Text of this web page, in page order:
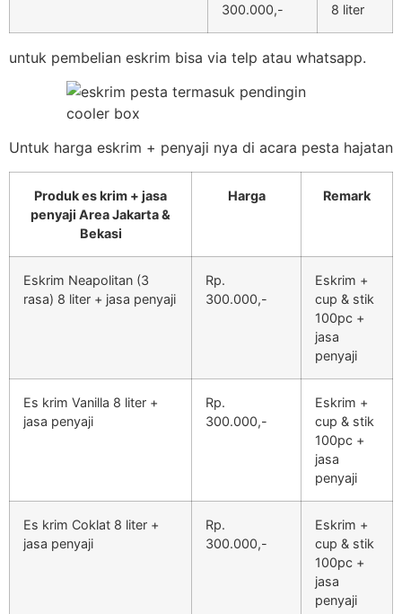
300.000,-
8 liter
untuk pembelian eskrim bisa via telp atau whatsapp.
Untuk harga eskrim + penyaji nya di acara pesta hajatan
Produk es krim + jasa
penyaji Area Jakarta &
Bekasi
Harga Remark
Eskrim Neapolitan (3
rasa) 8 liter + jasa penyaji
Rp.
300.000,-
Eskrim +
cup & stik
100pc +
jasa
penyaji
Es krim Vanilla 8 liter +
jasa penyaji
Rp.
300.000,-
Eskrim +
cup & stik
100pc +
jasa
penyaji
Es krim Coklat 8 liter +
jasa penyaji
Rp.
300.000,-
Eskrim +
cup & stik
100pc +
jasa
penyaji